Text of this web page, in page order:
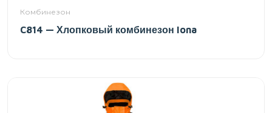
Комбинезон
C814 — Хлопковый комбинезон Iona